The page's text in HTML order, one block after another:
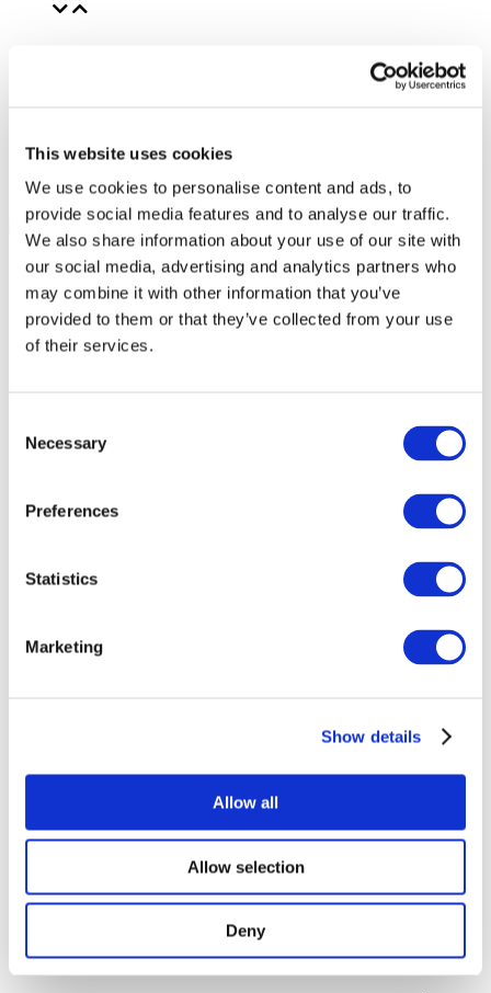
This website uses cookies
We use cookies to personalise content and ads, to
provide social media features and to analyse our traffic.
We also share information about your use of our site with
our social media, advertising and analytics partners who
may combine it with other information that you’ve
provided to them or that they’ve collected from your use
of their services.
Selection
Necessary
Preferences
Statistics
Marketing
Show details
Allow all
Allow selection
Deny
Összes
Concertos